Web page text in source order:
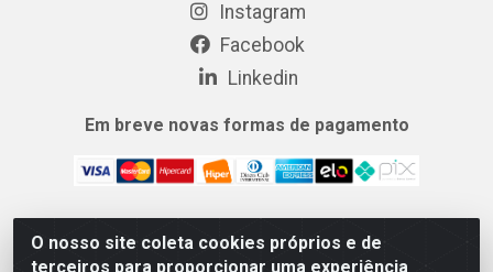
O nosso site coleta cookies próprios e de
terceiros para proporcionar uma experiência
Instagram
Facebook
Linkedin
Em breve novas formas de pagamento
MIX CERTO DISTRIBUIDORA DE COSMÉTICOS ALIMENTOS E